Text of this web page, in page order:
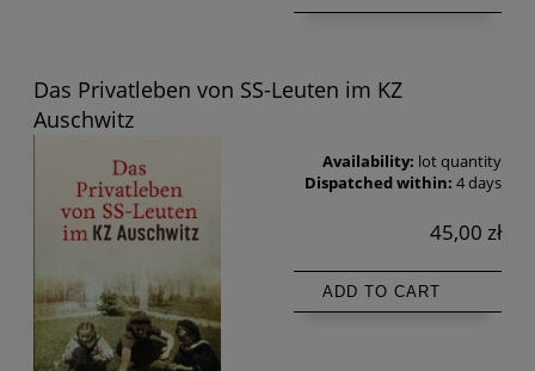
Das Privatleben von SS-Leuten im KZ
Auschwitz
Availability: lot quantity
Dispatched within: 4 days
45,00 zł
ADD TO CART